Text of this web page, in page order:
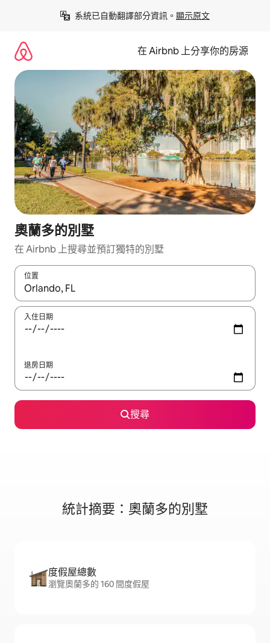
系統已自動翻譯部分資訊。 顯示原文
在 Airbnb 上分享你的房源
奧蘭多的別墅
在 Airbnb 上搜尋並預訂獨特的別墅
位置
如有搜尋結果，瀏覽內容時請使用上下箭頭，或輕點、滑動裝置。
入住日期
退房日期
搜尋
統計摘要：奧蘭多的別墅
度假屋總數
瀏覽奧蘭多的 160 間度假屋